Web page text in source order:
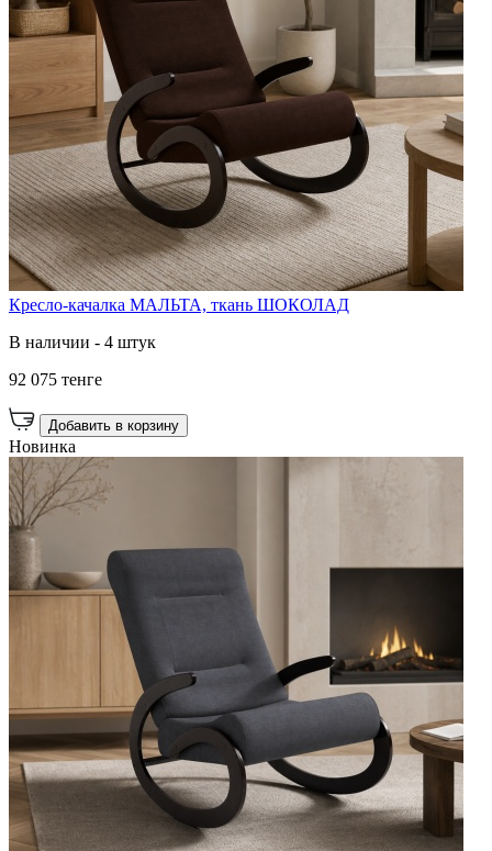
Кресло-качалка МАЛЬТА, ткань ШОКОЛАД
В наличии - 4 штук
92 075 тенге
Добавить в корзину
Новинка